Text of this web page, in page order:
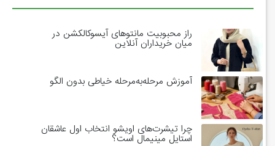
راز محبوبیت مانتوهای آیسوکالکشن در
میان خریداران آنلاین
آموزش مرحله‌به‌مرحله خیاطی بدون الگو
چرا تیشرت‌های اویشو انتخاب اول عاشقان
استایل مینیمال است؟